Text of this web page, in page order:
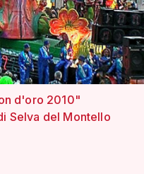
d'oro 2010"
Selva del Montello